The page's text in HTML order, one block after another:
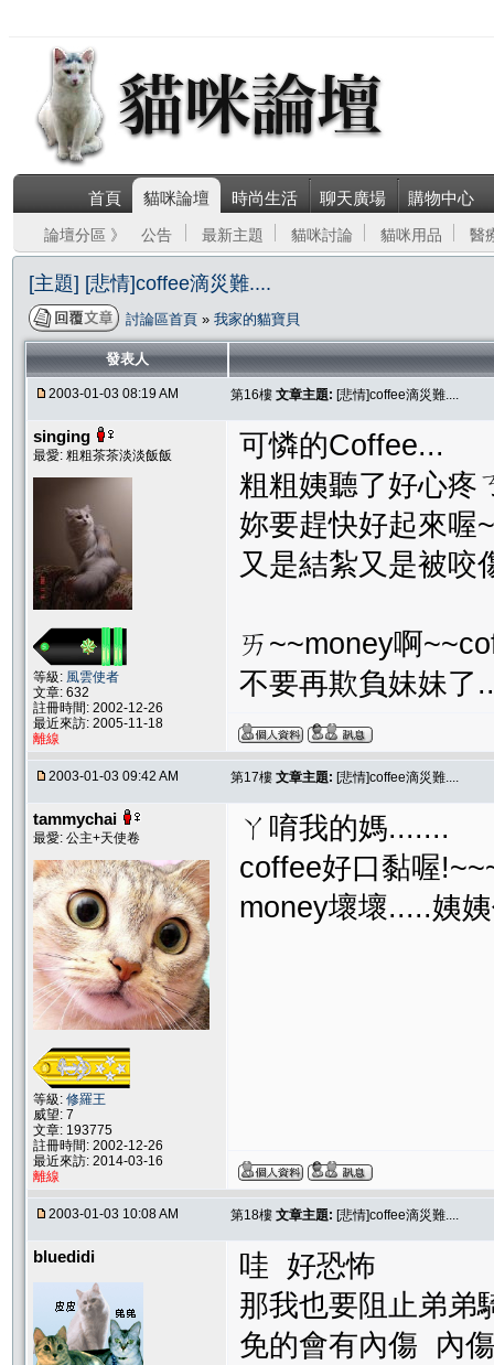
首頁 貓咪論壇 時尚生活 聊天廣場 購物中心
論壇分區 》 公告 最新主題 貓咪討論 貓咪用品 醫
[主題] [悲情]coffee滴災難....
討論區首頁 » 我家的貓寶貝
發表人
2003-01-03 08:19 AM 第16樓 文章主題: [悲情]coffee滴災難....
singing
最愛: 粗粗茶茶淡淡飯飯
等級: 風雲使者
文章: 632
註冊時間: 2002-12-26
最近來訪: 2005-11-18
離線
可憐的Coffee...
粗粗姨聽了好心疼
妳要趕快好起來喔
又是結紮又是被咬
ㄞ~~money啊
不要再欺負妹妹了
2003-01-03 09:42 AM 第17樓 文章主題: [悲情]coffee滴災難....
tammychai
最愛: 公主+天使卷
等級: 修羅王
威望: 7
文章: 193775
註冊時間: 2002-12-26
最近來訪: 2014-03-16
離線
ㄚ唷我的媽.......
coffee好口黏喔
money壞壞.....姨
2003-01-03 10:08 AM 第18樓 文章主題: [悲情]coffee滴災難....
bluedidi
哇 好恐怖
那我也要阻止弟弟
免的會有內傷 內